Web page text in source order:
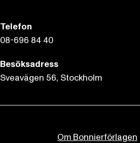
Telefon
08-696 84 40
Besöksadress
Sveavägen 56, Stockholm
Om Bonnierförlagen